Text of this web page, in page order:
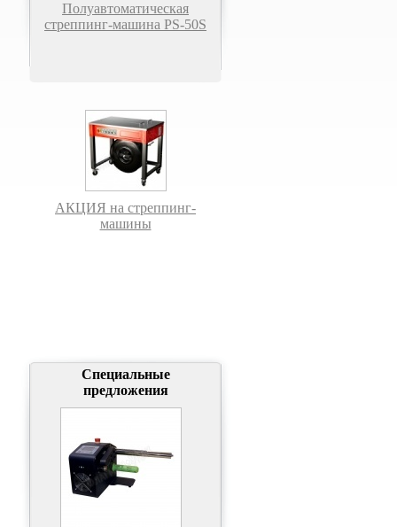
Полуавтоматическая
стреппинг-машина PS-50S
АКЦИЯ на стреппинг-
машины
Специальные
предложения